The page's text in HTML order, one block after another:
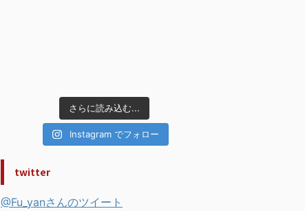
さらに読み込む...
Instagram でフォロー
twitter
@Fu_yanさんのツイート